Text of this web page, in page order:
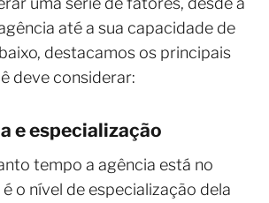
até a sua capacidade de
destacamos os principais
deve considerar:
e especialização
tempo a agência está no
o nível de especialização dela